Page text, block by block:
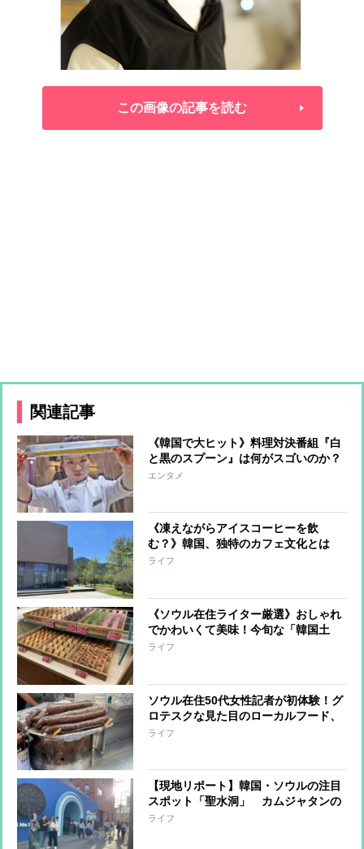
この画像の記事を読む
関連記事
《韓国で大ヒット》料理対決番組『白
と黒のスプーン』は何がスゴいのか？
「目隠し審査」「屈辱的な対比構図」
エンタメ
《凍えながらアイスコーヒーを飲
む？》韓国、独特のカフェ文化とは
語学留学中の50代ライターがおすすめ
ライフ
《ソウル在住ライター厳選》おしゃれ
でかわいくて美味！今旬な「韓国土
産」新定番
ライフ
ソウル在住50代女性記者が初体験！グ
ロテスクな見た目のローカルフード、
どじょうの伝統的スープ…この夏夢中
ライフ
【現地リポート】韓国・ソウルの注目
スポット「聖水洞」 カムジャタンの
大行列店、ブームの先駆けとなったヴ
ライフ